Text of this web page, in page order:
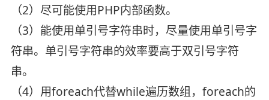
（2）尽可能使用PHP内部函数。
（3）能使用单引号字符串时，尽量使用单引号字
符串。单引号字符串的效率要高于双引号字符
串。
（4）用foreach代替while遍历数组，foreach的